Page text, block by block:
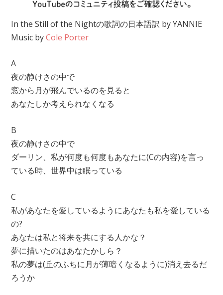
In the Still of the Nightの歌詞の日本語訳 by YANNIE
Music byCole Porter
A
夜の静けさの中で
窓から月が飛んでいるのを見ると
あなたしか考えられなくなる
B
夜の静けさの中で
ダーリン、私が何度も何度もあなたに(Cの内容)を言っ
ている時、世界中は眠っている
C
私があなたを愛しているようにあなたも私を愛している
の?
あなたは私と将来を共にする人かな？
夢に描いたのはあなたかしら？
私の夢は(丘のふちに月が薄暗くなるように)消え去るだ
ろうか